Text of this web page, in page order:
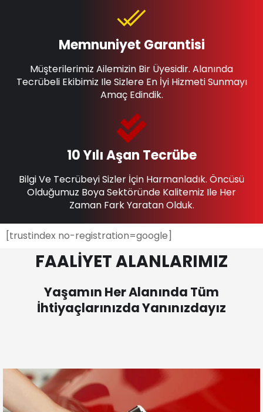
10 Yılı Aşan Tecrübe
Bilgi Ve Tecrübeyi Sizler İçin Harmanladık. Öncüsü
Olduğumuz Boya Sektöründe Kalitemiz Ile Her
Zaman Fark Yaratan Olduk.
Memnuniyet Garantisi
Müşterilerimiz Ailemizin Bir Üyesidir. Alanında
Tecrübeli Ekibimiz Ile Sizlere En İyi Hizmeti Sunmayı
Amaç Edindik.
[trustindex no-registration=google]
FAALİYET ALANLARIMIZ
Yaşamın Her Alanında Tüm
İhtiyaçlarınızda Yanınızdayız